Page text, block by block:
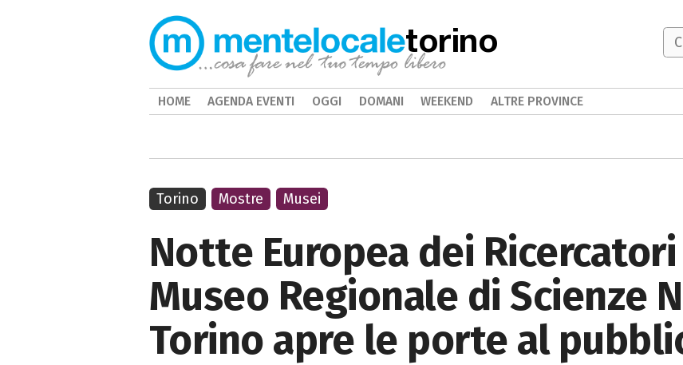
Notte Europea dei
Museo Regionale di Scienze
Torino apre le porte al
Torino Mostre Musei
torino
HOME AGENDA EVENTI OGGI DOMANI WEEKEND ALTRE PROVINCE